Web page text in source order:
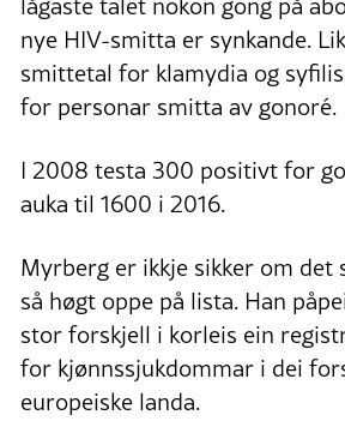
nye HIV-smitta er synkande.
smittetal for klamydia og
for personar smitta av gonoré.
I 2008 testa 300 positivt for
auka til 1600 i 2016.
Myrberg er ikkje sikker om
så høgt oppe på lista. Han
stor forskjell i korleis ein
for kjønnssjukdommar i dei
europeiske landa.